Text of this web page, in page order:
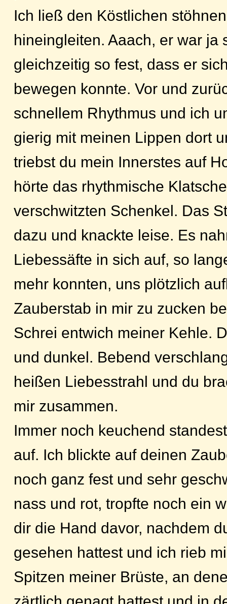
Ich ließ den Köstlichen
hineingleiten. Aaach, er war ja
gleichzeitig so fest, dass er
bewegen konnte. Vor und
schnellem Rhythmus und ich
gierig mit meinen Lippen dort
triebst du mein Innerstes auf
hörte das rhythmische
verschwitzten Schenkel. Das
dazu und knackte leise. Es
Liebessäfte in sich auf, so
mehr konnten, uns plötzlich
Zauberstab in mir zu zucken
Schrei entwich meiner Kehle.
und dunkel. Bebend
heißen Liebesstrahl und du
mir zusammen.
Immer noch keuchend
auf. Ich blickte auf deinen
noch ganz fest und sehr
nass und rot, tropfte noch ein
dir die Hand davor, nachdem
gesehen hattest und ich rieb
Spitzen meiner Brüste, an